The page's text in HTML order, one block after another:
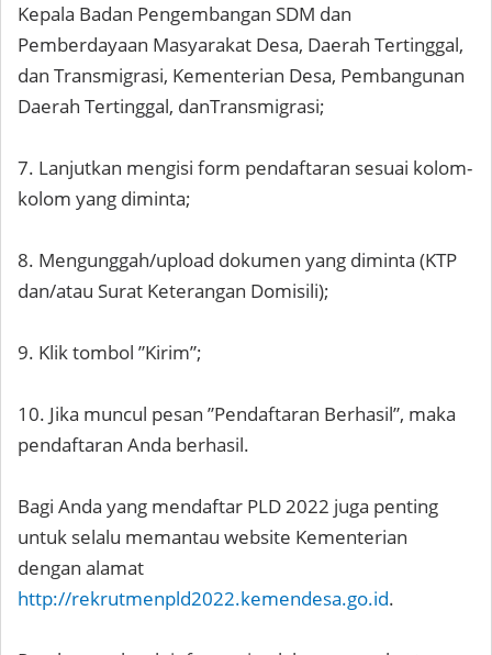
Kepala Badan Pengembangan SDM dan
Pemberdayaan Masyarakat Desa, Daerah Tertinggal,
dan Transmigrasi, Kementerian Desa, Pembangunan
Daerah Tertinggal, danTransmigrasi;
7. Lanjutkan mengisi form pendaftaran sesuai kolom-
kolom yang diminta;
8. Mengunggah/upload dokumen yang diminta (KTP
dan/atau Surat Keterangan Domisili);
9. Klik tombol ”Kirim”;
10. Jika muncul pesan ”Pendaftaran Berhasil”, maka
pendaftaran Anda berhasil.
Bagi Anda yang mendaftar PLD 2022 juga penting
untuk selalu memantau website Kementerian
dengan alamat
http://rekrutmenpld2022.kemendesa.go.id.